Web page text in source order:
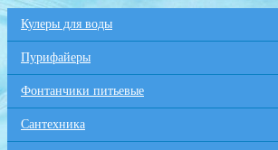
Кулеры для воды
Пурифайеры
Фонтанчики питьевые
Сантехника